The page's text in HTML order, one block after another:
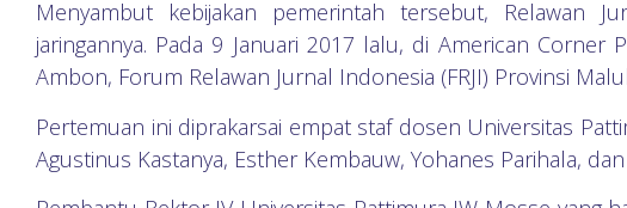
Menyambut kebijakan pemerintah tersebut, Relawan
jaringannya. Pada 9 Januari 2017 lalu, di American Corner
Ambon, Forum Relawan Jurnal Indonesia (FRJI) Provinsi
Pertemuan ini diprakarsai empat staf dosen Universitas
Agustinus Kastanya, Esther Kembauw, Yohanes Parihala,